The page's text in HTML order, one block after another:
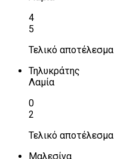
4
5
Τελικό αποτέλεσμα
Τηλυκράτης
Λαμία
0
2
Τελικό αποτέλεσμα
Μαλεσίνα